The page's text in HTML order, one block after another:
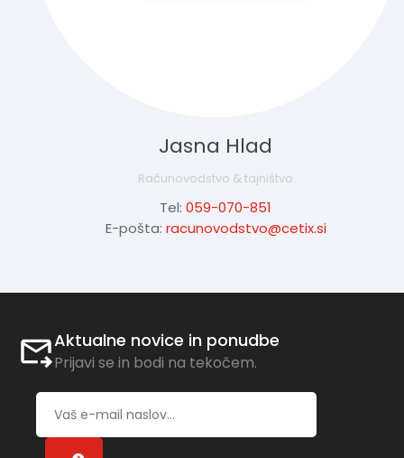
Jasna Hlad
Računovodstvo & tajništvo
Tel: 059-070-851
E-pošta: racunovodstvo@cetix.si
Aktualne novice in ponudbe
Prijavi se in bodi na tekočem.